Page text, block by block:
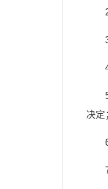
决定